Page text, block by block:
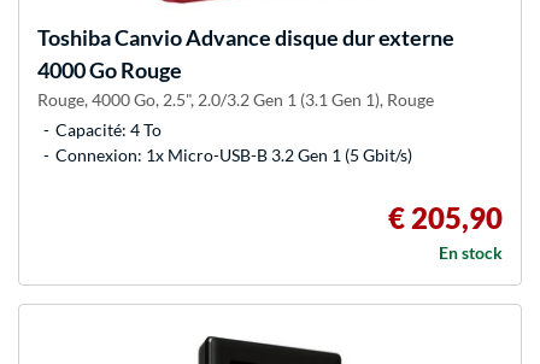
ToshibaCanvio Advance disque dur externe
4000 Go Rouge
Rouge, 4000 Go, 2.5", 2.0/3.2 Gen 1 (3.1 Gen 1), Rouge
Capacité: 4 To
Connexion: 1x Micro-USB-B 3.2 Gen 1 (5 Gbit/s)
€ 205,90
En stock